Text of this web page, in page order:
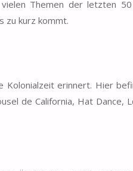
Themen der letzten
zu kurz kommt.
Kolonialzeit erinnert. Hier
de California, Hat Dance,